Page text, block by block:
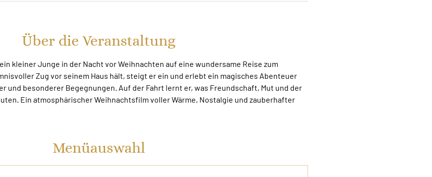
Über die Veranstaltung
kleiner Junge in der Nacht vor Weihnachten auf eine wundersame Reise zum
Zug vor seinem Haus hält, steigt er ein und erlebt ein magisches Abenteuer
und besonderer Begegnungen. Auf der Fahrt lernt er, was Freundschaft, Mut und der
Ein atmosphärischer Weihnachtsfilm voller Wärme, Nostalgie und zauberhafter
Menüauswahl